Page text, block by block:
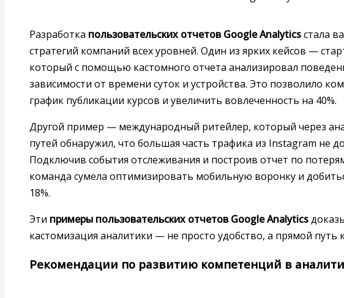
Разработка пользовательских отчетов Google Analyticsстала
стратегий компаний всех уровней. Один из ярких кейсов —
который с помощью кастомного отчета анализировал
зависимости от времени суток и устройства. Это позволило
график публикации курсов и увеличить вовлеченность на 40%.
Другой пример — международный ритейлер, который через
путей обнаружил, что большая часть трафика из Instagram не
Подключив события отслеживания и построив отчет по
команда сумела оптимизировать мобильную воронку и
18%.
Эти примеры пользовательских отчетов Google Analytics
кастомизация аналитики — не просто удобство, а прямой путь
Рекомендации по развитию компетенций в